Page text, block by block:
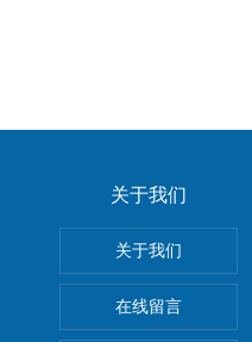
关于我们
关于我们
在线留言